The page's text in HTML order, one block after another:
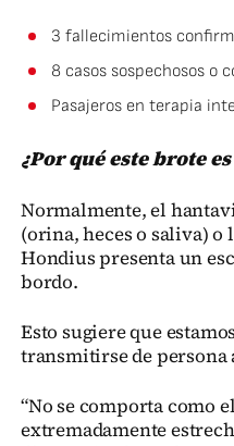
3 fallecimientos
8 casos sospechosos o
Pasajeros en terapia
¿Por qué este brote
Normalmente, el
(orina, heces o saliva)
Hondius presenta un
bordo.
Esto sugiere que
transmitirse de persona
“No se comporta como
extremadamente